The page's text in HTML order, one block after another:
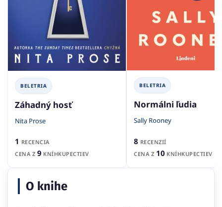
BELETRIA
Záhadný hosť
Nita Prose
1 RECENCIA
CENA Z 9 KNÍHKUPECTIEV
BELETRIA
Normálni ľudia
Sally Rooney
8 RECENZIÍ
CENA Z 10 KNÍHKUPECTIEV
O knihe